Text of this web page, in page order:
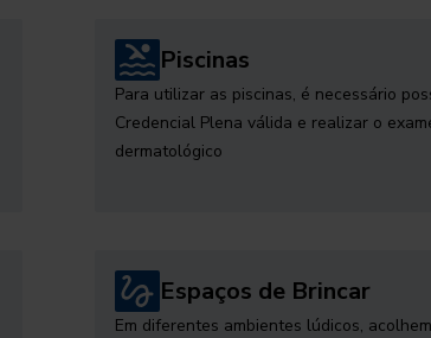
Piscinas
Para utilizar as piscinas, é necessário
Credencial Plena válida e realizar o
dermatológico
Espaços de Brincar
Em diferentes ambientes lúdicos, acolhem